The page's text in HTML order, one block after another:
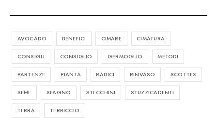
AVOCADO BENEFICI CIMARE CIMATURA
CONSIGLI CONSIGLIO GERMOGLIO METODI
PARTENZE PIANTA RADICI RINVASO SCOTTEX
SEME SFAGNO STECCHINI STUZZICADENTI
TERRA TERRICCIO